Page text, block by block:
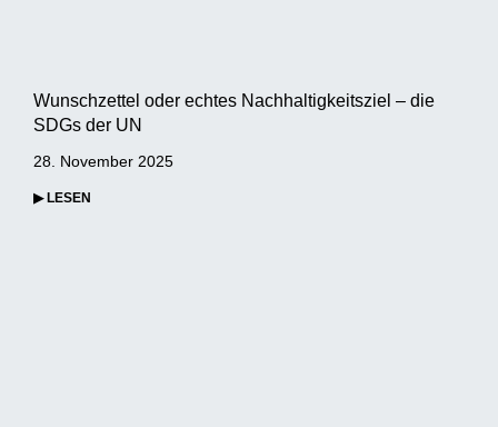
Wunschzettel oder echtes Nachhaltigkeitsziel – die
SDGs der UN
28. November 2025
▶ LESEN